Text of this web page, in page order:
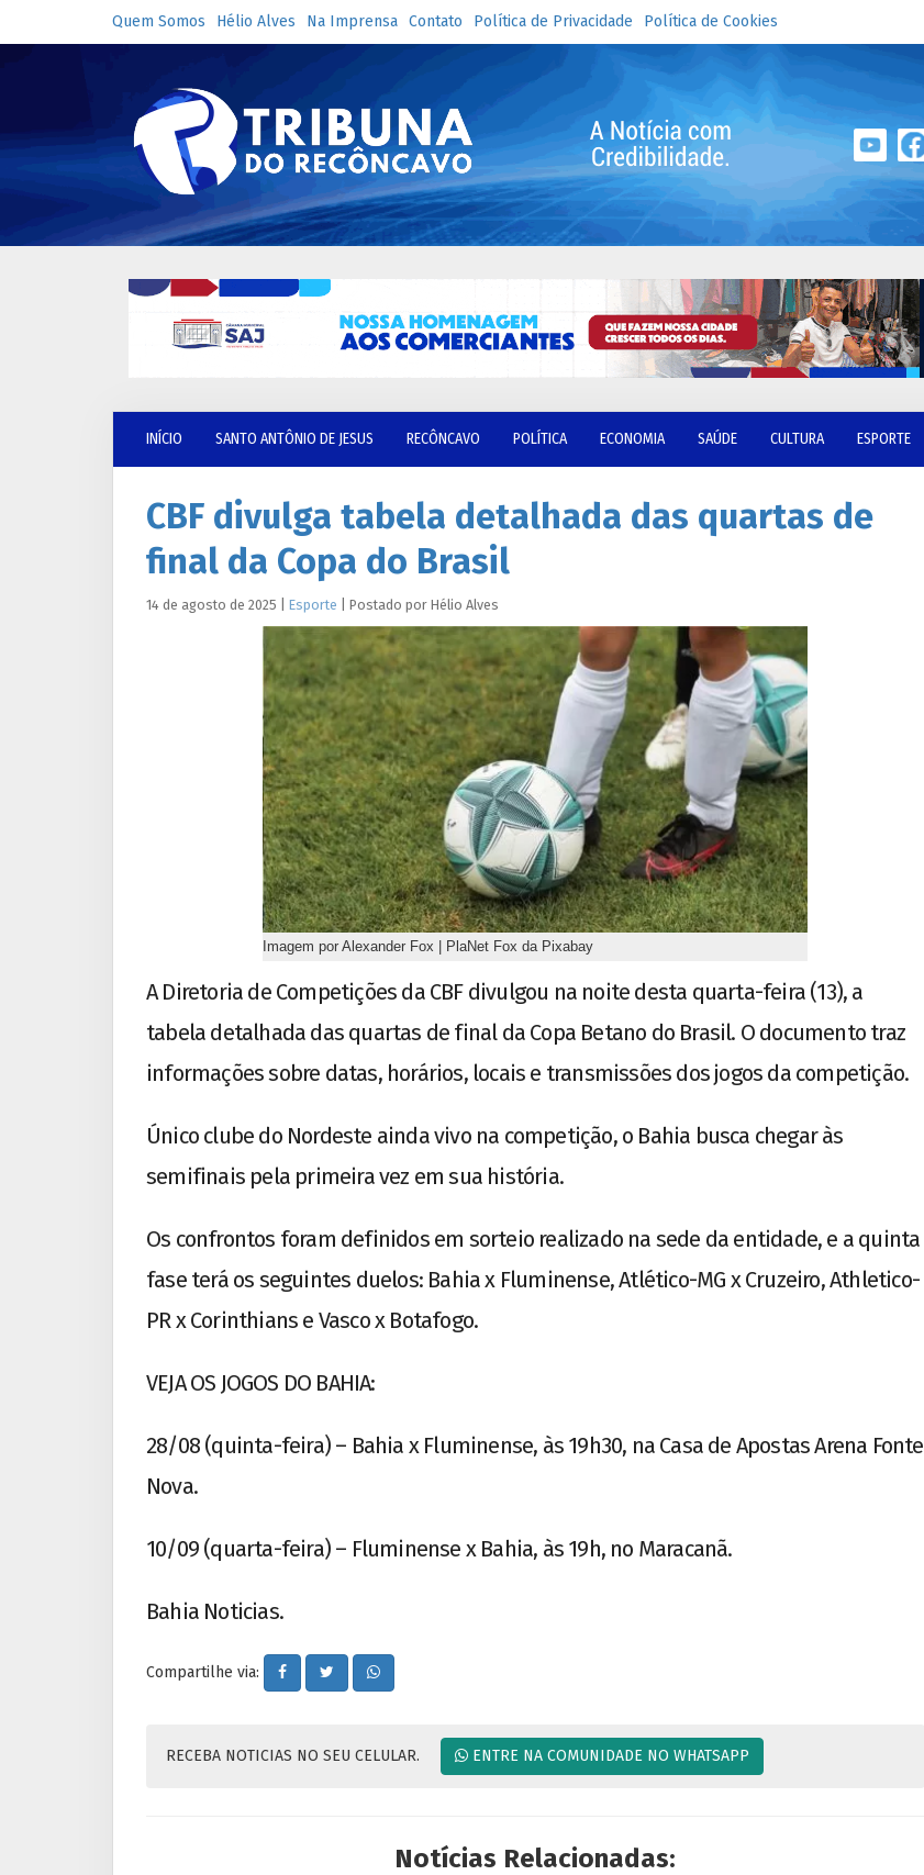
Quem Somos Hélio Alves Na Imprensa Contato Política de Privacidade Política de Cookies
INÍCIO SANTO ANTÔNIO DE JESUS RECÔNCAVO POLÍTICA ECONOMIA SAÚDE CULTURA ESPORTE
CBF divulga tabela detalhada das quartas de
final da Copa do Brasil
14 de agosto de 2025 Esporte Postado por Hélio Alves
Imagem por Alexander Fox | PlaNet Fox da Pixabay
A Diretoria de Competições da CBF divulgou na noite desta quarta-feira (13), a
tabela detalhada das quartas de final da Copa Betano do Brasil. O documento traz
informações sobre datas, horários, locais e transmissões dos jogos da competição.
Único clube do Nordeste ainda vivo na competição, o Bahia busca chegar às
semifinais pela primeira vez em sua história.
Os confrontos foram definidos em sorteio realizado na sede da entidade, e a quinta
fase terá os seguintes duelos: Bahia x Fluminense, Atlético-MG x Cruzeiro, Athletico-
PR x Corinthians e Vasco x Botafogo.
VEJA OS JOGOS DO BAHIA:
28/08 (quinta-feira) – Bahia x Fluminense, às 19h30, na Casa de Apostas Arena Fonte
Nova.
10/09 (quarta-feira) – Fluminense x Bahia, às 19h, no Maracanã.
Bahia Noticias.
Compartilhe via:
RECEBA NOTICIAS NO SEU CELULAR. ENTRE NA COMUNIDADE NO WHATSAPP
Notícias Relacionadas: